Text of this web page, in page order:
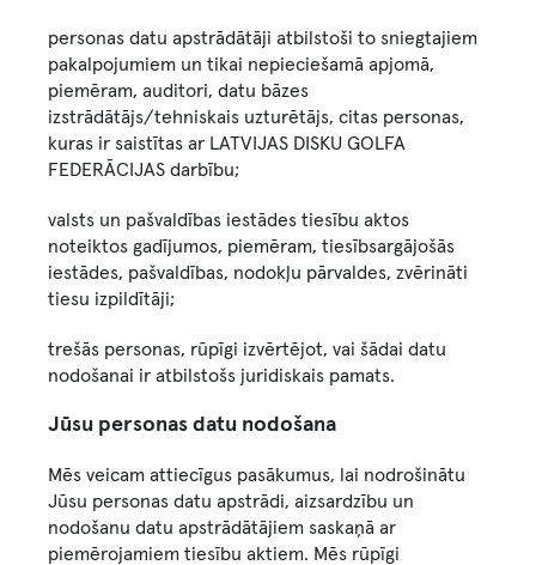
personas datu apstrādātāji atbilstoši to sniegtajiem
pakalpojumiem un tikai nepieciešamā apjomā,
piemēram, auditori, datu bāzes
izstrādātājs/tehniskais uzturētājs, citas personas,
kuras ir saistītas ar LATVIJAS DISKU GOLFA
FEDERĀCIJAS darbību;
valsts un pašvaldības iestādes tiesību aktos
noteiktos gadījumos, piemēram, tiesībsargājošās
iestādes, pašvaldības, nodokļu pārvaldes, zvērināti
tiesu izpildītāji;
trešās personas, rūpīgi izvērtējot, vai šādai datu
nodošanai ir atbilstošs juridiskais pamats.
Jūsu personas datu nodošana
Mēs veicam attiecīgus pasākumus, lai nodrošinātu
Jūsu personas datu apstrādi, aizsardzību un
nodošanu datu apstrādātājiem saskaņā ar
piemērojamiem tiesību aktiem. Mēs rūpīgi